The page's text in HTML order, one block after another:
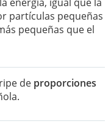
partículas pequeñas
pequeñas que el
de proporciones